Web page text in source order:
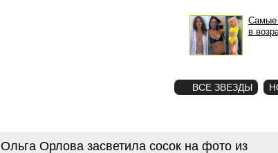
Самые
в
ВСЕ ЗВЕЗДЫ
Ольга Орлова засветила сосок на фото из